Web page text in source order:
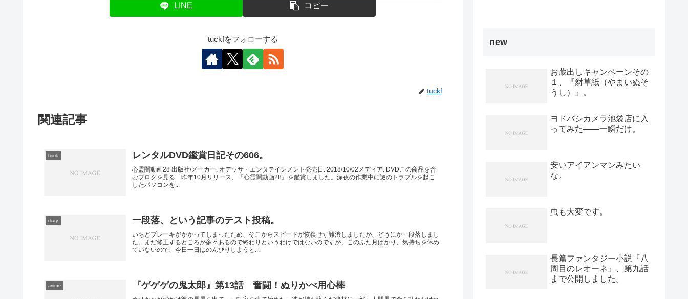
LINE コピー
tuckfをフォローする
tuckf
関連記事
book レンタルDVD鑑賞日記その606。
心霊闇動画28 出版社/メーカー: オデッサ・エンタテインメント発売日: 2018/10/02メディア: DVDこの商品を含
むブログを見る 昨年10月リリース、『心霊闇動画28』を鑑賞しました。深夜の作業中に謎のトラブルを起こ
したパソコンを...
diary 一段落、という記事のテスト投稿。
いちどブレーキがかかってしまったため、そこからスピードが恢復せず難渋しましたが、どうにか一段落しまし
た。まだ修正するところが多々あるので終わりというわけではないのですが、このふた月ばかり、気持ちを休め
ていないので、今日一日はのんびりしようと...
anime 『ゲゲゲの鬼太郎』第13話 奮闘！ぬりかべ用心棒
new
お蔵出しキャンペーンその
１、『豺草紙（やまいぬそ
うし）』。
ヨドバシカメラ池袋店に入
ってみた――一瞬だけ。
安いアイアンマンみたい
な。
虫も大変です。
長篇ファンタジー小説『八
周目のレオーネ』、第九話
まで公開しました。